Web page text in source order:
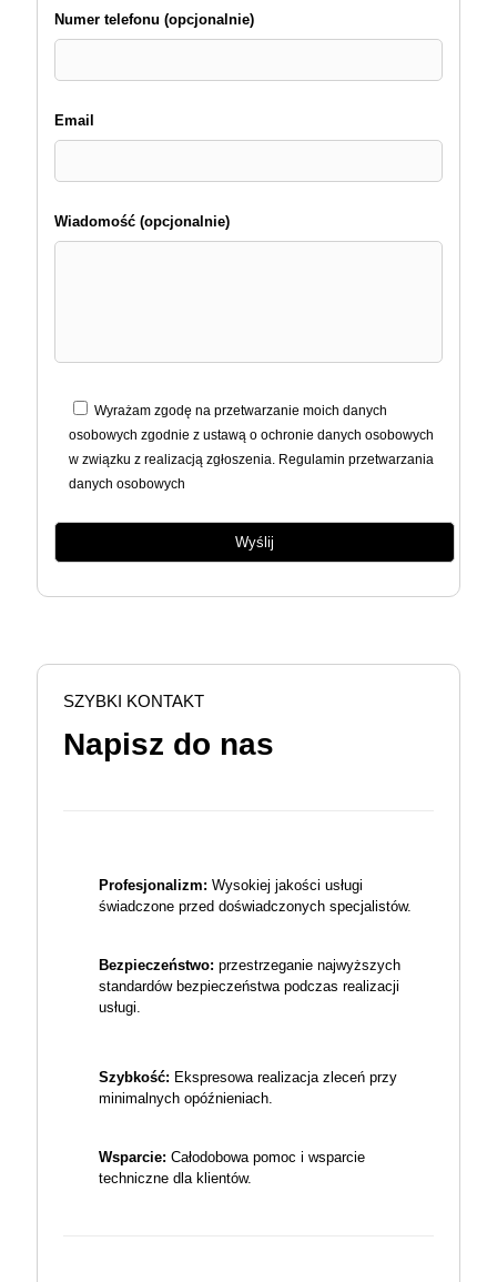
Numer telefonu (opcjonalnie)
Email
Wiadomość (opcjonalnie)
Wyrażam zgodę na przetwarzanie moich danych
osobowych zgodnie z ustawą o ochronie danych osobowych
w związku z realizacją zgłoszenia. Regulamin przetwarzania
danych osobowych
SZYBKI KONTAKT
Napisz do nas
Profesjonalizm: Wysokiej jakości usługi
świadczone przed doświadczonych specjalistów.
Bezpieczeństwo: przestrzeganie najwyższych
standardów bezpieczeństwa podczas realizacji
usługi.
Szybkość: Ekspresowa realizacja zleceń przy
minimalnych opóźnieniach.
Wsparcie: Całodobowa pomoc i wsparcie
techniczne dla klientów.